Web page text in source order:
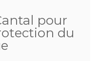
pour
du